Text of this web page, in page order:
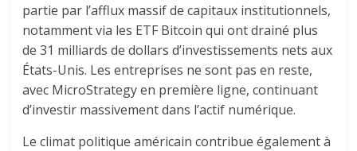
partie par l’afflux massif de capitaux institutionnels,
notamment via les ETF Bitcoin qui ont drainé plus
de 31 milliards de dollars d’investissements nets aux
États-Unis. Les entreprises ne sont pas en reste,
avec MicroStrategy en première ligne, continuant
d’investir massivement dans l’actif numérique.
Le climat politique américain contribue également à